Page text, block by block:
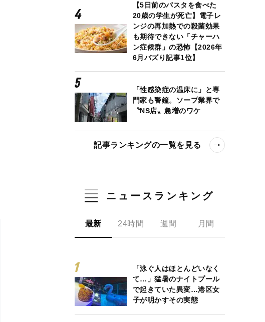
【5日前のパスタを食べた
20歳の学生が死亡】電子レ
ンジの再加熱での殺菌効果
も期待できない「チャーハ
ン症候群」の恐怖【2026年
6月バズり記事1位】
「性感染症の温床に」と専
門家も警鐘。ソープ業界で
〝NS店〟急増のワケ
記事ランキングの一覧を見る
ニュースランキング
最新 24時間 週間 月間
「泳ぐ人はほとんどいなく
て…」猛暑のナイトプール
で起きていた異変…港区女
子が明かすその実態